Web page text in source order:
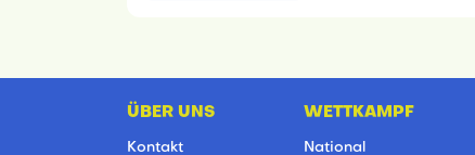
ÜBER UNS
Kontakt
WETTKAMPF
National